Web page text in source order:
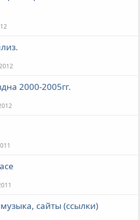
2000-2005гг.
сайты (ссылки)